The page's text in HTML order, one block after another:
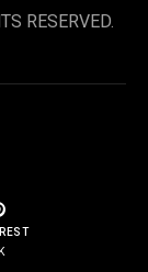
RESERVED.